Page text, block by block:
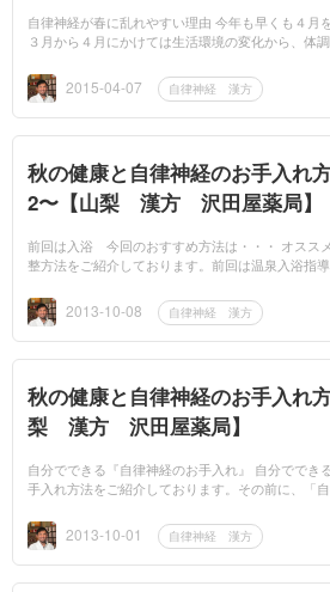
自律神経が春に乱れやすい理由 今年も早くも４月
３月から４月にかけては生活環境の変化から、体調
を崩すことで...
2015-04-07 自律神経 漢方
秋の健康と自律神経のお手入れ
2〜【山梨 漢方 沢田屋薬局】
前回は入浴 今回のおすすめ方法は・・・ オスス
整方法をご紹介しております。前回は温泉入浴指導
状態により注意...
2013-10-08 自律神経 漢方
秋の健康と自律神経のお手入れ
梨 漢方 沢田屋薬局】
自分でできる『自律神経のお手入れ』 自分ででき
手入れ方法をご紹介しております。その前に、「自
さんに「自分...
2013-10-01 自律神経 漢方